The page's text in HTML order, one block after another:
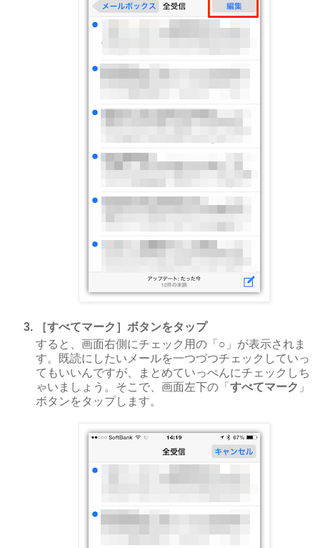
［すべてマーク］ボタンをタップ
すると、画面右側にチェック用の「 ○ 」が表示されま
す。既読にしたいメールを一つづつチェックしていっ
てもいいんですが、まとめていっぺんにチェックしち
ゃいましょう。そこで、画面左下の「 すべてマーク 」
ボタンをタップします。